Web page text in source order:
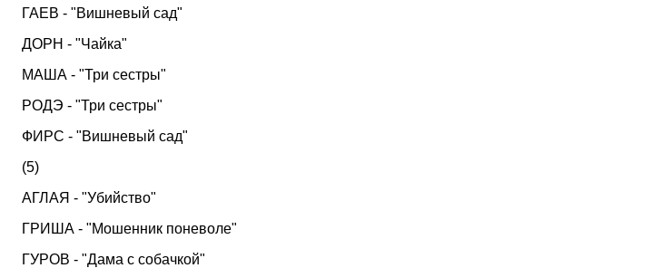
ГАЕВ - "Вишневый сад"
ДОРН - "Чайка"
МАША - "Три сестры"
РОДЭ - "Три сестры"
ФИРС - "Вишневый сад"
(5)
АГЛАЯ - "Убийство"
ГРИША - "Мошенник поневоле"
ГУРОВ - "Дама с собачкой"